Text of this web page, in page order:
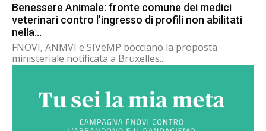
Benessere Animale: fronte comune dei medici
veterinari contro l’ingresso di profili non abilitati
nella...
FNOVI, ANMVI e SIVeMP bocciano la proposta
ministeriale notificata a Bruxelles...